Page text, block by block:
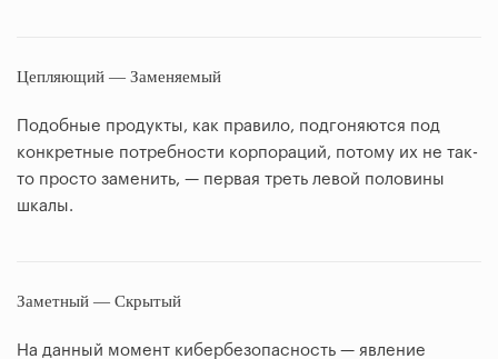
Цепляющий — Заменяемый
Подобные продукты, как правило, подгоняются под
конкретные потребности корпораций, потому их не так-
то просто заменить, — первая треть левой половины
шкалы.
Заметный — Скрытый
На данный момент кибербезопасность — явление